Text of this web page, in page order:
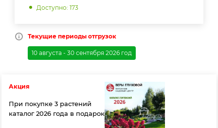
Доступно: 173
Текущие периоды отгрузок
10 августа - 30 сентября 2026 год
Акция
При покупке 3 растений
каталог 2026 года в подарок